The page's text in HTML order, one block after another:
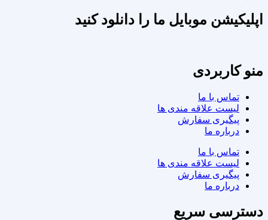
اپلیکیشن موبایل ما را دانلود کنید
منو کاربردی
تماس با ما
لیست علاقه مندی ها
پیگیری سفارش
درباره ما
تماس با ما
لیست علاقه مندی ها
پیگیری سفارش
درباره ما
دسترسی سریع